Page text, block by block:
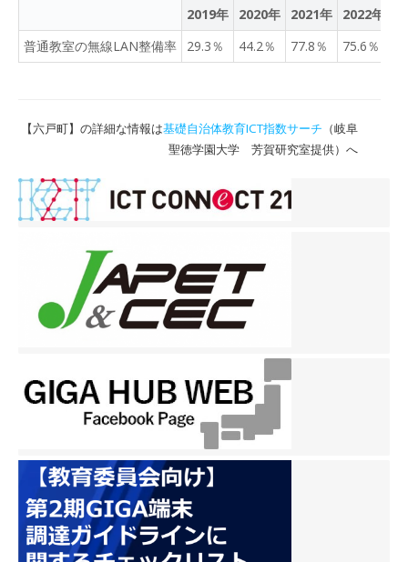
あたる子どもたちが１学年
から９学年に分けられ、同
じ校舎に通います。 施設の
ターを映すことができるＩ
ＣＴについて学ぶための専
ど、最先端の設備が備えら
2019年 2020年 2021年 2022年
普通教室の無線LAN整備率
29.3％ 44.2％ 77.8％ 75.6％
【六戸町】の詳細な情報は基礎自治体教育ICT指数サーチ （岐阜
聖徳学園大学 芳賀研究室提供）へ